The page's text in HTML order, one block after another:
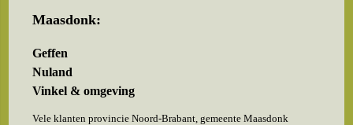
Maasdonk:
Geffen
Nuland
Vinkel & omgeving
Vele klanten provincie Noord-Brabant, gemeente Maasdonk